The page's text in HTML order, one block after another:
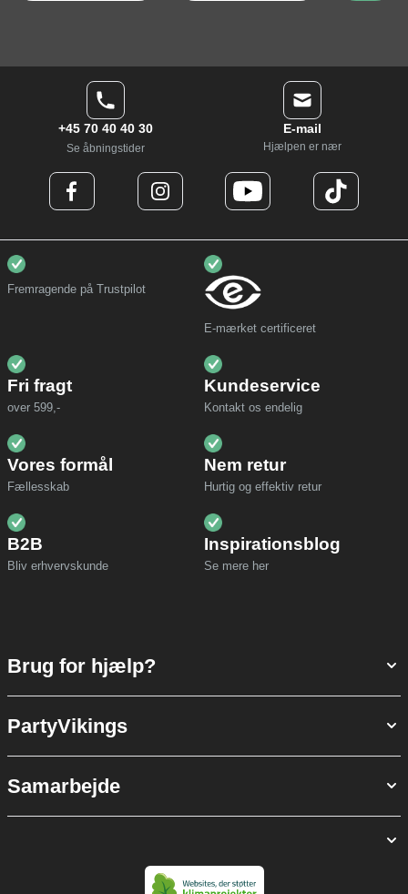
+45 70 40 40 30
Se åbningstider
E-mail
Hjælpen er nær
Fremragende på Trustpilot
E-mærket certificeret
Fri fragt
over 599,-
Kundeservice
Kontakt os endelig
Vores formål
Fællesskab
Nem retur
Hurtig og effektiv retur
B2B
Bliv erhvervskunde
Inspirationsblog
Se mere her
Brug for hjælp?
PartyVikings
Samarbejde